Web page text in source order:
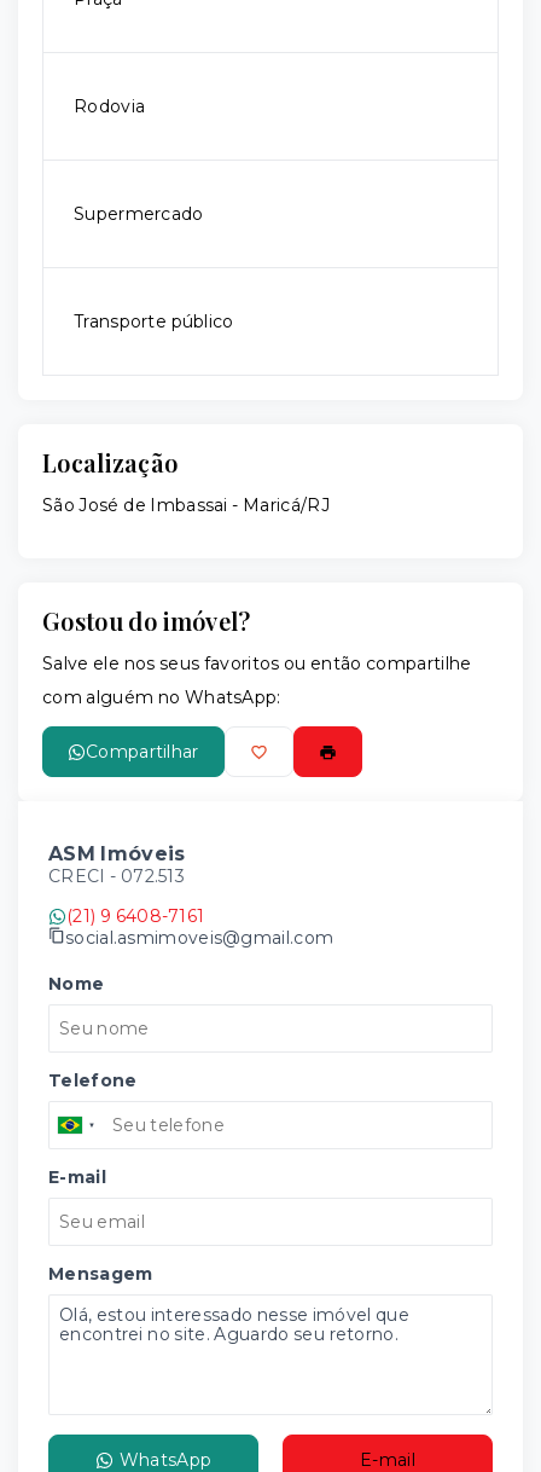
Rodovia
Supermercado
Transporte público
Localização
São José de Imbassai - Maricá/RJ
Gostou do imóvel?
Salve ele nos seus favoritos ou então compartilhe
com alguém no WhatsApp:
Compartilhar
ASM Imóveis
CRECI - 072.513
(21) 9 6408-7161
social.asmimoveis@gmail.com
Nome
Telefone
E-mail
Mensagem
WhatsApp E-mail